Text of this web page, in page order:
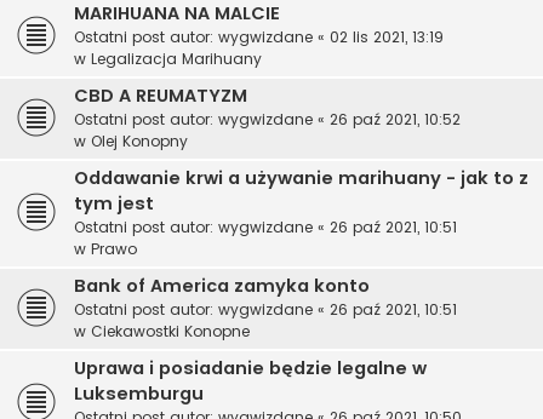
MARIHUANA NA MALCIE
Ostatni post autor: wygwizdane « 02 lis 2021, 13:19
w Legalizacja Marihuany
CBD A REUMATYZM
Ostatni post autor: wygwizdane « 26 paź 2021, 10:52
w Olej Konopny
Oddawanie krwi a używanie marihuany - jak to z
tym jest
Ostatni post autor: wygwizdane « 26 paź 2021, 10:51
w Prawo
Bank of America zamyka konto
Ostatni post autor: wygwizdane « 26 paź 2021, 10:51
w Ciekawostki Konopne
Uprawa i posiadanie będzie legalne w
Luksemburgu